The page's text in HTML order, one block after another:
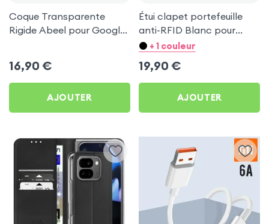
Coque Transparente
Rigide Abeel pour Google
16,90 €
AJOUTER
Étui clapet portefeuille
anti-RFID Blanc pour
Google Pixel 9 Pro Fold
+ 1 couleur
19,90 €
AJOUTER